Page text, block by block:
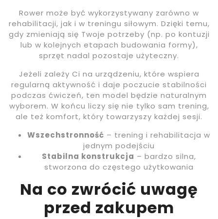
Rower może być wykorzystywany zarówno w
rehabilitacji, jak i w treningu siłowym. Dzięki temu,
gdy zmieniają się Twoje potrzeby (np. po kontuzji
lub w kolejnych etapach budowania formy),
sprzęt nadal pozostaje użyteczny.
Jeżeli zależy Ci na urządzeniu, które wspiera
regularną aktywność i daje poczucie stabilności
podczas ćwiczeń, ten model będzie naturalnym
wyborem. W końcu liczy się nie tylko sam trening,
ale też komfort, który towarzyszy każdej sesji.
Wszechstronność – trening i rehabilitacja w
jednym podejściu
Stabilna konstrukcja – bardzo silna,
stworzona do częstego użytkowania
Na co zwrócić uwagę
przed zakupem